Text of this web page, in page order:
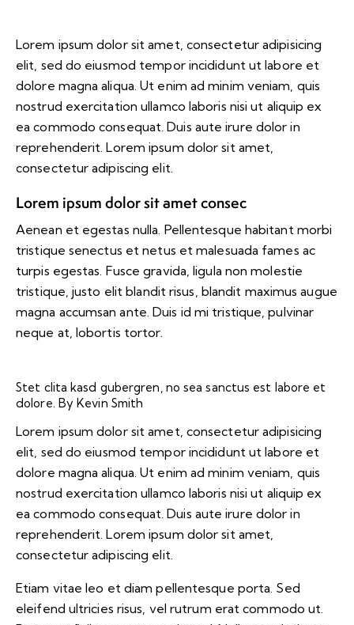
Lorem ipsum dolor sit amet, consectetur adipisicing
elit, sed do eiusmod tempor incididunt ut labore et
dolore magna aliqua. Ut enim ad minim veniam, quis
nostrud exercitation ullamco laboris nisi ut aliquip ex
ea commodo consequat. Duis aute irure dolor in
reprehenderit. Lorem ipsum dolor sit amet,
consectetur adipiscing elit.
Lorem ipsum dolor sit amet consec
Aenean et egestas nulla. Pellentesque habitant morbi
tristique senectus et netus et malesuada fames ac
turpis egestas. Fusce gravida, ligula non molestie
tristique, justo elit blandit risus, blandit maximus augue
magna accumsan ante. Duis id mi tristique, pulvinar
neque at, lobortis tortor.
Stet clita kasd gubergren, no sea sanctus est labore et
dolore. By Kevin Smith
Lorem ipsum dolor sit amet, consectetur adipisicing
elit, sed do eiusmod tempor incididunt ut labore et
dolore magna aliqua. Ut enim ad minim veniam, quis
nostrud exercitation ullamco laboris nisi ut aliquip ex
ea commodo consequat. Duis aute irure dolor in
reprehenderit. Lorem ipsum dolor sit amet,
consectetur adipiscing elit.
Etiam vitae leo et diam pellentesque porta. Sed
eleifend ultricies risus, vel rutrum erat commodo ut.